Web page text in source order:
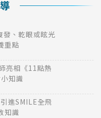
發、乾眼或眩光
重點
亮相《11點熱
知識
進SMILE全飛
知識